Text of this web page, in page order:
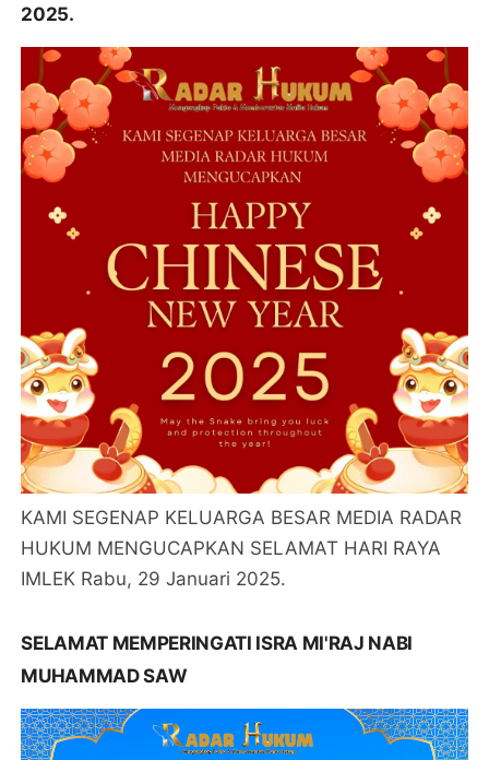
2025.
KAMI SEGENAP KELUARGA BESAR MEDIA RADAR
HUKUM MENGUCAPKAN SELAMAT HARI RAYA
IMLEK Rabu, 29 Januari 2025.
SELAMAT MEMPERINGATI ISRA MI'RAJ NABI
MUHAMMAD SAW